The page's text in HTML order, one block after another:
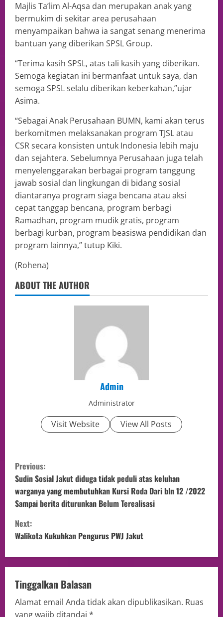
Majlis Ta’lim Al-Aqsa dan merupakan anak yang
bermukim di sekitar area perusahaan
menyampaikan bahwa ia sangat senang menerima
bantuan yang diberikan SPSL Group.
“Terima kasih SPSL, atas tali kasih yang diberikan.
Semoga kegiatan ini bermanfaat untuk saya, dan
semoga SPSL selalu diberikan keberkahan,”ujar
Asima.
“Sebagai Anak Perusahaan BUMN, kami akan terus
berkomitmen melaksanakan program TJSL atau
CSR secara konsisten untuk Indonesia lebih maju
dan sejahtera. Sebelumnya Perusahaan juga telah
menyelenggarakan berbagai program tanggung
jawab sosial dan lingkungan di bidang sosial
diantaranya program siaga bencana atau aksi
cepat tanggap bencana, program berbagi
Ramadhan, program mudik gratis, program
berbagi kurban, program beasiswa pendidikan dan
program lainnya,” tutup Kiki.
(Rohena)
ABOUT THE AUTHOR
Admin
Administrator
Visit Website View All Posts
Previous:
Sudin Sosial Jakut diduga tidak peduli atas keluhan
warganya yang membutuhkan Kursi Roda Dari bln 12 /2022
Sampai berita diturunkan Belum Terealisasi
Next:
Walikota Kukuhkan Pengurus PWJ Jakut
Tinggalkan Balasan
Alamat email Anda tidak akan dipublikasikan. Ruas
yang wajib ditandai *